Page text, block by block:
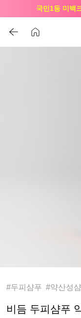
국민1등 미백
#두피샴푸 #약산성
비듬 두피샴푸